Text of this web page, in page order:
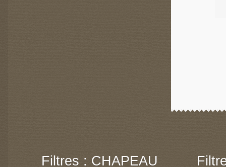
Filtres : CHAPEAU